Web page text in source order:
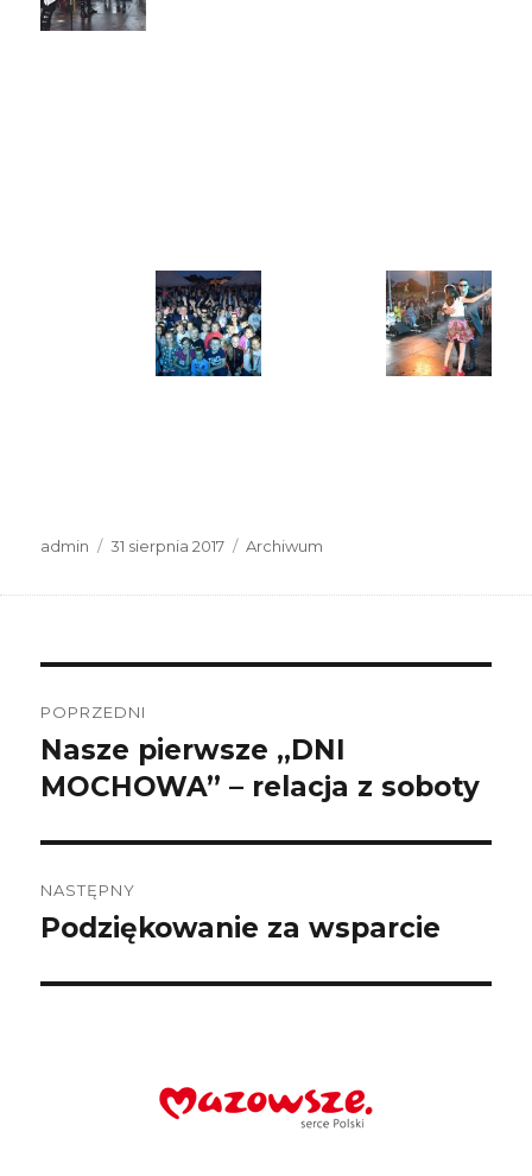
Autor
admin
Data
31 sierpnia 2017 Kategorie
Archiwum
wpisu
POPRZEDNI
Poprzedni
wpis:
Nasze pierwsze „DNI
MOCHOWA” – relacja z soboty
NASTĘPNY
Następny
Podziękowanie za wsparcie